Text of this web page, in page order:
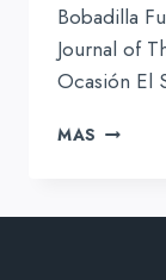
Bobadilla
Journal of
Ocasión El
MAS DORT